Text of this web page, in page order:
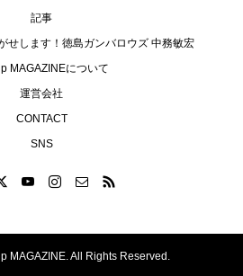
記事
せします！徳島ガンバロウズ 中務敏宏
MAGAZINEについて
運営会社
CONTACT
SNS
MAGAZINE. All Rights Reserved.